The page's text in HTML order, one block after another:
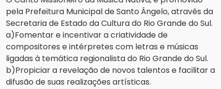
pela Prefeitura Municipal de Santo Ângelo, através da
Secretaria de Estado da Cultura do Rio Grande do Sul.
a)Fomentar e incentivar a criatividade de
compositores e intérpretes com letras e músicas
ligadas à temática regionalista do Rio Grande do Sul.
b)Propiciar a revelação de novos talentos e facilitar a
difusão de suas realizações artísticas.